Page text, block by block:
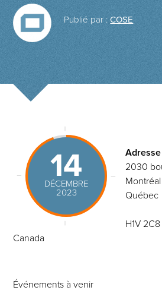
Publié par :COSE
14
DÉCEMBRE
2023
Adresse
2030
Montréal
Québec
H1V 2C8
Canada
Événements à venir